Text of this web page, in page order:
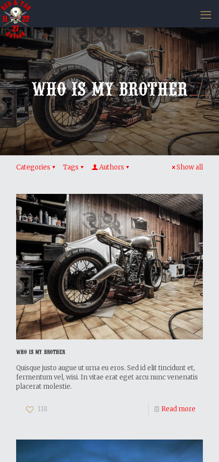
Who Is My Brother
Categories Tags Authors Show all
Who Is My Brother
Quisque justo augue ut urna eu eros. Sed id elit tincidunt et,
fermentum vel, wisi. In vitae erat eget arcu nunc venenatis
placerat molestie.
118 Read more